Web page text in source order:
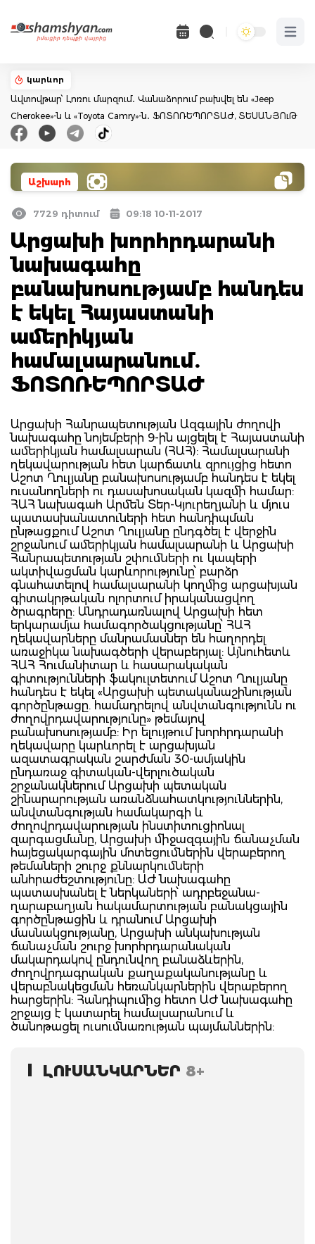
Open
կարևոր
Ավտովթար՝ Լոռու մարզում․ Վանաձորում բախվել են «Jeep
Cherokee»-ն և «Toyota Camry»-ն․ ՖՈՏՈՌԵՊՈՐՏԱԺ, ՏԵՍԱՆՅՈւԹ
Աշխարհ
7729 դիտում 09:18 10-11-2017
Արցախի խորհրդարանի
նախագահը
բանախոսությամբ հանդես
է եկել Հայաստանի
ամերիկյան
համալսարանում.
ՖՈՏՈՌԵՊՈՐՏԱԺ
Արցախի Հանրապետության Ազգային ժողովի
նախագահը նոյեմբերի 9-ին այցելել է Հայաստանի
ամերիկյան համալսարան (ՀԱՀ): Համալսարանի
ղեկավարության հետ կարճատև զրույցից հետո
Աշոտ Ղուլյանը բանախոսությամբ հանդես է եկել
ուսանողների ու դասախոսական կազմի համար:
ՀԱՀ նախագահ Արմեն Տեր-Կյուրեղյանի և մյուս
պատասխանատուների հետ հանդիպման
ընթացքում Աշոտ Ղուլյանը ընդգծել է վերջին
շրջանում ամերիկյան համալսարանի և Արցախի
Հանրապետության շփումների ու կապերի
ակտիվացման կարևորությունը՝ բարձր
գնահատելով համալսարանի կողմից արցախյան
գիտակրթական ոլորտում իրականացվող
ծրագրերը: Անդրադառնալով Արցախի հետ
երկարամյա համագործակցությանը՝ ՀԱՀ
ղեկավարները մանրամասներ են հաղորդել
առաջիկա նախագծերի վերաբերյալ: Այնուհետև
ՀԱՀ Հումանիտար և հասարակական
գիտությունների ֆակուլտետում Աշոտ Ղուլյանը
հանդես է եկել «Արցախի պետականաշինության
գործընթացը. համադրելով անվտանգությունն ու
ժողովրդավարությունը» թեմայով
բանախոսությամբ: Իր ելույթում խորհրդարանի
ղեկավարը կարևորել է արցախյան
ազատագրական շարժման 30-ամյակին
ընդառաջ գիտական-վերլուծական
շրջանակներում Արցախի պետական
շինարարության առանձնահատկություններին,
անվտանգության համակարգի և
ժողովրդավարության ինստիտուցիոնալ
զարգացմանը, Արցախի միջազգային ճանաչման
հայեցակարգային մոտեցումներին վերաբերող
թեմաների շուրջ քննարկումների
անհրաժեշտությունը: ԱԺ նախագահը
պատասխանել է ներկաների՝ ադրբեջանա-
ղարաբաղյան հակամարտության բանակցային
գործընթացին և դրանում Արցախի
մասնակցությանը, Արցախի անկախության
ճանաչման շուրջ խորհրդարանական
մակարդակով ընդունվող բանաձևերին,
ժողովրդագրական քաղաքականությանը և
վերաբնակեցման հեռանկարներին վերաբերող
հարցերին: Հանդիպումից հետո ԱԺ նախագահը
շրջայց է կատարել համալսարանում և
ծանոթացել ուսումնառության պայմաններին:
ԼՈՒՍԱՆԿԱՐՆԵՐ 8+